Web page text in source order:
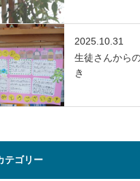
2025.10.31
生徒さんから
き
テゴリー